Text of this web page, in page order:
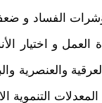
الفساد و
و اختيار
والعنصرية
المعدلات